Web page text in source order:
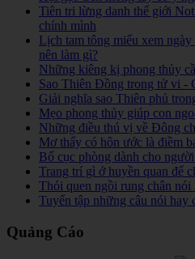
Tiên tri lừng danh thế giới
chính mình
Lịch tam tông miếu xem
nên làm gì?
Những kiêng kị phong thủy
Sao Thiên Đồng trong tử vi -
Giải nghĩa sao Thiên phủ
Mẹo phong thủy giúp con
Những điều thú vị về Đông
Mơ thấy có hôn ước là điềm
Bố cục phòng dành cho
Trang trí gì ở huyền quan để
Thói quen ngồi rung chân nói
Tuyển tập những câu nói hay
Quảng Cáo